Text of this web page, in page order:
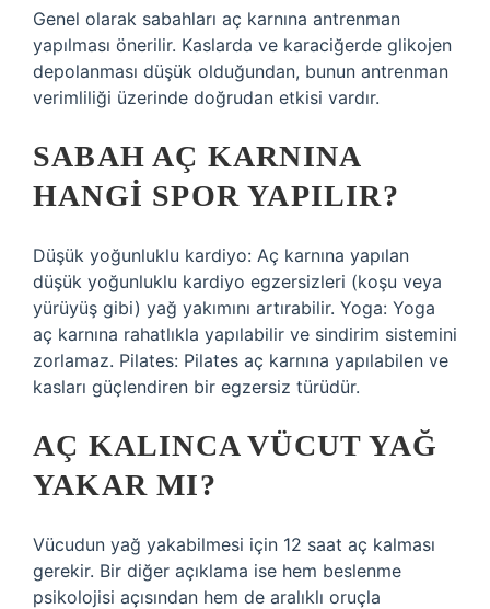
Genel olarak sabahları aç karnına antrenman
yapılması önerilir. Kaslarda ve karaciğerde glikojen
depolanması düşük olduğundan, bunun antrenman
verimliliği üzerinde doğrudan etkisi vardır.
SABAH AÇ KARNINA
HANGI SPOR YAPILIR?
Düşük yoğunluklu kardiyo: Aç karnına yapılan
düşük yoğunluklu kardiyo egzersizleri (koşu veya
yürüyüş gibi) yağ yakımını artırabilir. Yoga: Yoga
aç karnına rahatlıkla yapılabilir ve sindirim sistemini
zorlamaz. Pilates: Pilates aç karnına yapılabilen ve
kasları güçlendiren bir egzersiz türüdür.
AÇ KALINCA VÜCUT YAĞ
YAKAR MI?
Vücudun yağ yakabilmesi için 12 saat aç kalması
gerekir. Bir diğer açıklama ise hem beslenme
psikolojisi açısından hem de aralıklı oruçla